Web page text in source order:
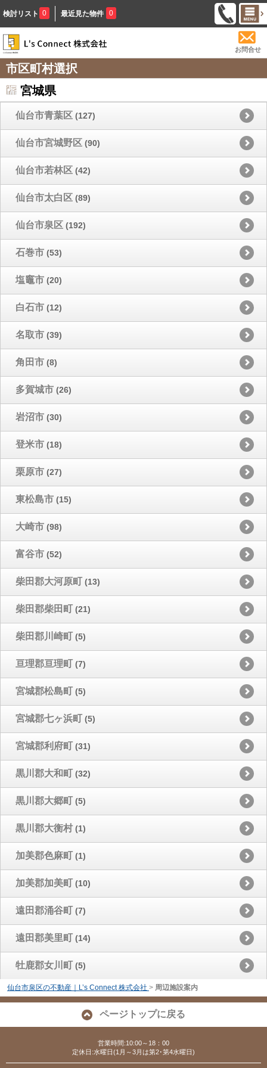
検討リスト 0 最近見た物件 0
お問合せ
市区町村選択
宮城県
仙台市青葉区 (127)
仙台市宮城野区 (90)
仙台市若林区 (42)
仙台市太白区 (89)
仙台市泉区 (192)
石巻市 (53)
塩竈市 (20)
白石市 (12)
名取市 (39)
角田市 (8)
多賀城市 (26)
岩沼市 (30)
登米市 (18)
栗原市 (27)
東松島市 (15)
大崎市 (98)
富谷市 (52)
柴田郡大河原町 (13)
柴田郡柴田町 (21)
柴田郡川崎町 (5)
亘理郡亘理町 (7)
宮城郡松島町 (5)
宮城郡七ヶ浜町 (5)
宮城郡利府町 (31)
黒川郡大和町 (32)
黒川郡大郷町 (5)
黒川郡大衡村 (1)
加美郡色麻町 (1)
加美郡加美町 (10)
遠田郡涌谷町 (7)
遠田郡美里町 (14)
牡鹿郡女川町 (5)
仙台市泉区の不動産｜L’s Connect 株式会社 > 周辺施設案内
ページトップに戻る
営業時間:10:00～18：00
定休日:水曜日(1月～3月は第2･第4水曜日)